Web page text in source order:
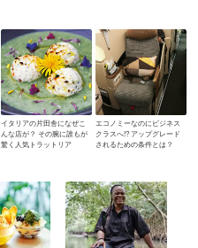
イタリアの片田舎になぜこ
んな店が？ その腕に誰もが
驚く人気トラットリア
エコノミーなのにビジネス
クラスへ!? アップグレード
されるための条件とは？